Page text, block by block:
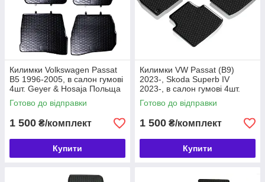
Килимки Volkswagen Passat
B5 1996-2005, в салон гумові
4шт. Geyer & Hosaja Польща
(817/4C)
Готово до відправки
1 500 ₴/комплект
Купити
Килимки VW Passat (B9)
2023-, Skoda Superb IV
2023-, в салон гумові 4шт.
Geyer & Hosaja Польща
(907/4C)
Готово до відправки
1 500 ₴/комплект
Купити